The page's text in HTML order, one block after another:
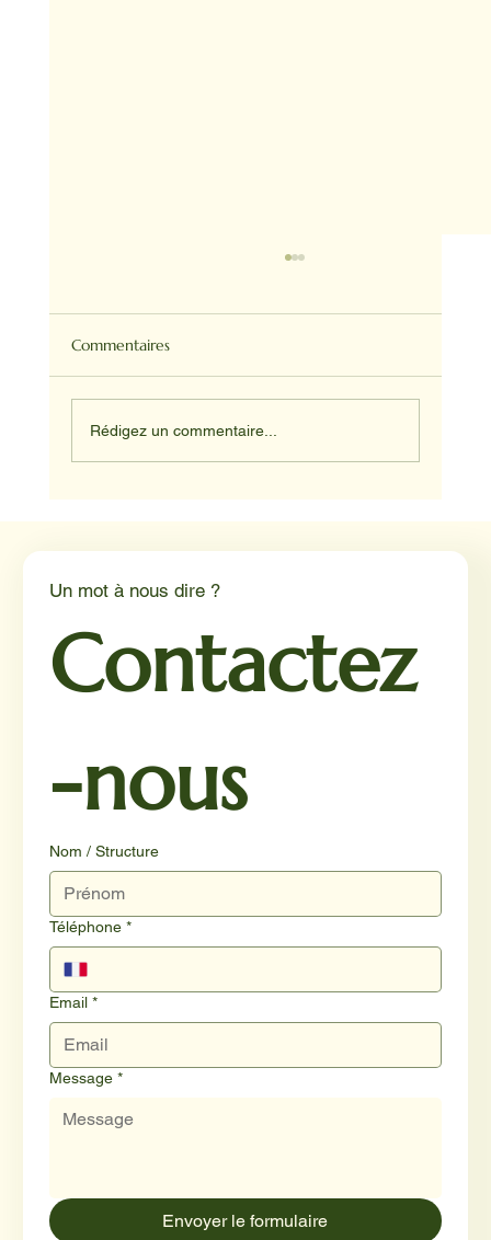
Commentaires
Rédigez un commentaire...
Un mot à nous dire ?
Contactez
-nous
Nom / Structure
Téléphone *
Email *
Message *
Envoyer le formulaire